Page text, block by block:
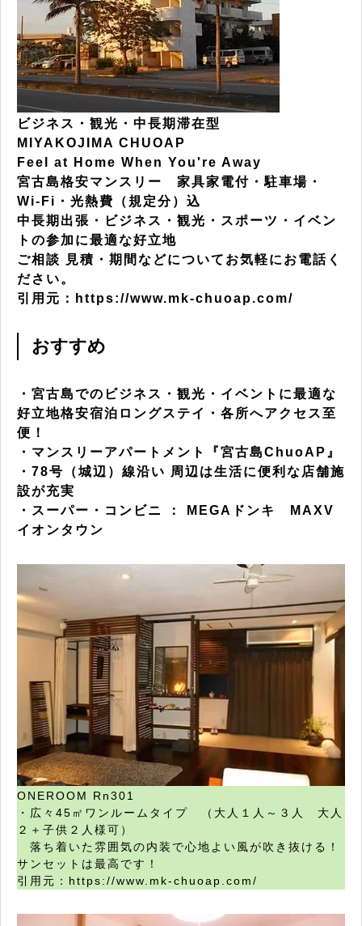
ビジネス・観光・中長期滞在型
MIYAKOJIMA CHUOAP
Feel at Home When You're Away
宮古島格安マンスリー 家具家電付・駐車場・
Wi-Fi・光熱費（規定分）込
中長期出張・ビジネス・観光・スポーツ・イベン
トの参加に最適な好立地
ご相談 見積・期間などについてお気軽にお電話く
ださい。
引用元：https://www.mk-chuoap.com/
おすすめ
・宮古島でのビジネス・観光・イベントに最適な
好立地格安宿泊ロングステイ・各所へアクセス至
便！
・マンスリーアパートメント『宮古島ChuoAP』
・78号（城辺）線沿い 周辺は生活に便利な店舗施
設が充実
・スーパー・コンビニ ： MEGAドンキ MAXV
イオンタウン
ONEROOM Rn301
​・広々45㎡ワンルームタイプ （大人１人～３人 大人
２＋子供２人様可）
落ち着いた雰囲気の内装で心地よい風が吹き抜ける！
サンセットは最高です！
引用元：https://www.mk-chuoap.com/